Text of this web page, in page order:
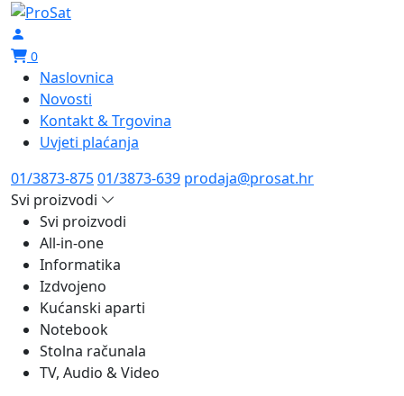
0
Naslovnica
Novosti
Kontakt & Trgovina
Uvjeti plaćanja
01/3873-87501/3873-639 prodaja@prosat.hr
Svi proizvodi
Svi proizvodi
All-in-one
Informatika
Izdvojeno
Kućanski aparti
Notebook
Stolna računala
TV, Audio & Video